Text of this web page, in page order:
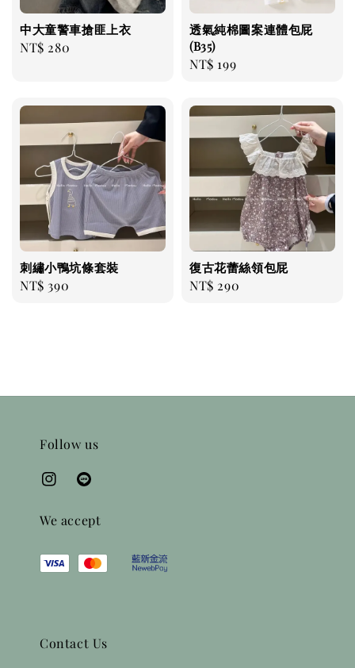
中大童警車搶匪上衣
Regular
NT$ 280
透氣純棉圖案連體包屁
(B35)
Regular
NT$ 199
刺繡小鴨坑條套裝
Regular
NT$ 390
復古花蕾絲領包屁
Regular
NT$ 290
Follow us
We accept
Contact Us